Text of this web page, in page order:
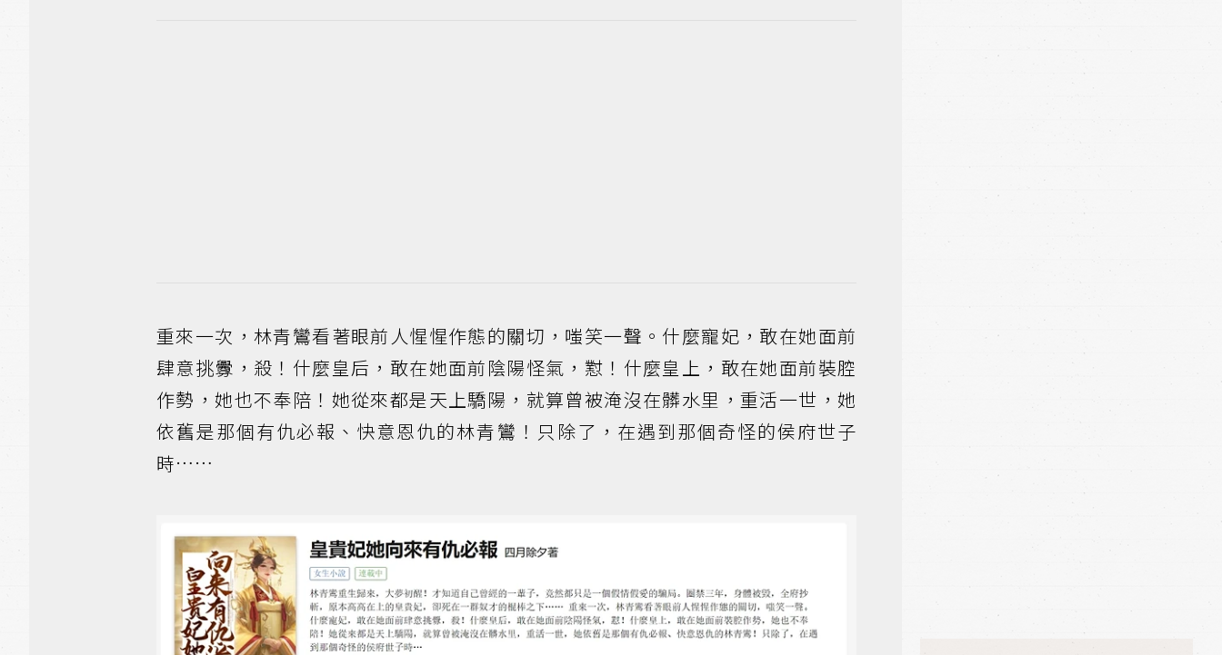
重來一次，林青鸞看著眼前人惺惺作態的關切，嗤笑一聲。什麼寵妃，敢在她面前
肆意挑釁，殺！什麼皇后，敢在她面前陰陽怪氣，懟！什麼皇上，敢在她面前裝腔
作勢，她也不奉陪！她從來都是天上驕陽，就算曾被淹沒在髒水里，重活一世，她
依舊是那個有仇必報、快意恩仇的林青鸞！只除了，在遇到那個奇怪的侯府世子
時……